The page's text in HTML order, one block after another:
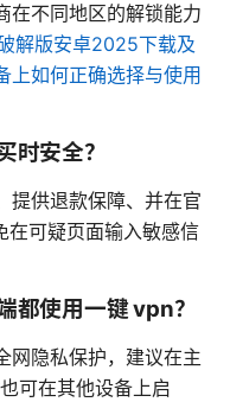
在不同地区的解锁能力
解版安卓2025下载及
上如何正确选择与使用
时安全？
提供退款保障、并在官
在可疑页面输入敏感信
都使用一键 vpn？
网隐私保护，建议在主
可在其他设备上启